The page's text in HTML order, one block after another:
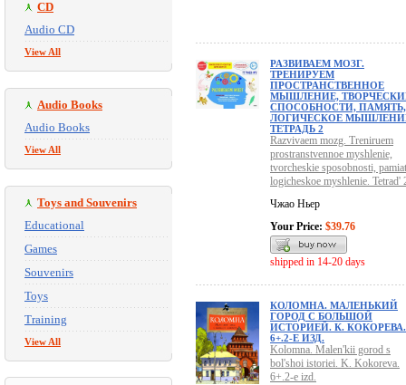
CD
Audio CD
View All
Audio Books
Audio Books
View All
Toys and Souvenirs
Educational
Games
Souvenirs
Toys
Training
View All
РАЗВИВАЕМ МОЗГ.
ТРЕНИРУЕМ
ПРОСТРАНСТВЕННОЕ
МЫШЛЕНИЕ,
СПОСОБНОСТИ, ПАМЯТЬ,
ЛОГИЧЕСКОЕ
ТЕТРАДЬ 2
Razvivaem mozg. Treniruem
prostranstvennoe myshlenie,
tvorcheskie sposobnosti,
logicheskoe myshlenie. Tetrad'
Чжао Ньер
Your Price: $39.76
shipped in 14-20 days
КОЛОМНА. МАЛЕНЬКИЙ
ГОРОД С БОЛЬШОЙ
ИСТОРИЕЙ. К. КОКОРЕВА.
6+.2-Е ИЗД.
Kolomna. Malen'kii gorod s
bol'shoi istoriei. K. Kokoreva.
6+.2-e izd.